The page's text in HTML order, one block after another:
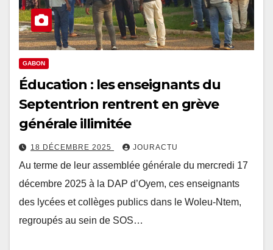
GABON
Éducation : les enseignants du
Septentrion rentrent en grève
générale illimitée
18 DÉCEMBRE 2025 JOURACTU
Au terme de leur assemblée générale du mercredi 17
décembre 2025 à la DAP d’Oyem, ces enseignants
des lycées et collèges publics dans le Woleu-Ntem,
regroupés au sein de SOS…